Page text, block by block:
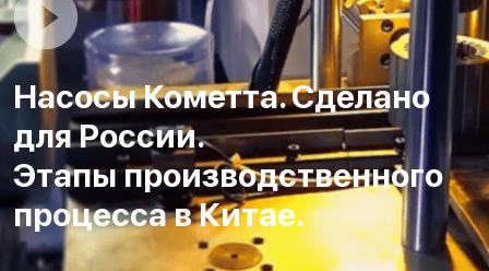
Насосы Кометта. Сделано
для России.
Этапы производственного
процесса в Китае.